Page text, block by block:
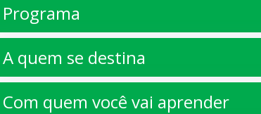
Programa
A quem se destina
Com quem você vai aprender